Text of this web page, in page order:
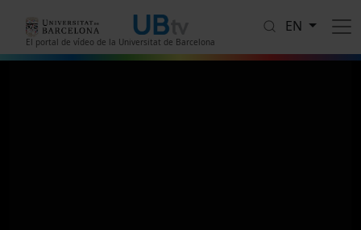
El portal de vídeo de la Universitat de Barcelona
EN